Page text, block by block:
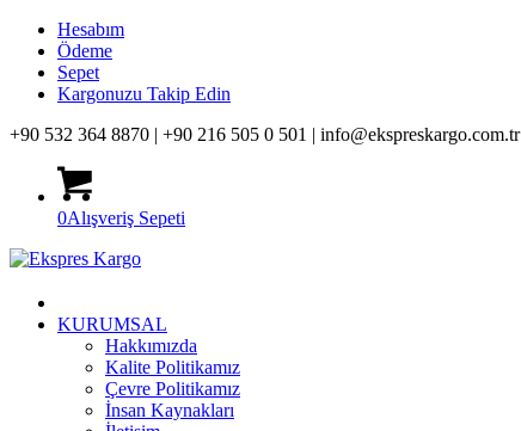
Hesabım
Ödeme
Sepet
Kargonuzu Takip Edin
+90 532 364 8870 | +90 216 505 0 501 | info@ekspreskargo.com.tr
0Alışveriş Sepeti
KURUMSAL
Hakkımızda
Kalite Politikamız
Çevre Politikamız
İnsan Kaynakları